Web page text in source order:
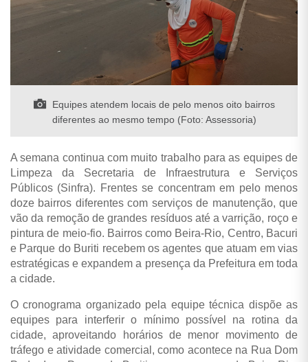
Equipes atendem locais de pelo menos oito bairros
diferentes ao mesmo tempo (Foto: Assessoria)
A semana continua com muito trabalho para as equipes de
Limpeza da Secretaria de Infraestrutura e Serviços
Públicos (Sinfra). Frentes se concentram em pelo menos
doze bairros diferentes com serviços de manutenção, que
vão da remoção de grandes resíduos até a varrição, roço e
pintura de meio-fio. Bairros como Beira-Rio, Centro, Bacuri
e Parque do Buriti recebem os agentes que atuam em vias
estratégicas e expandem a presença da Prefeitura em toda
a cidade.
O cronograma organizado pela equipe técnica dispõe as
equipes para interferir o mínimo possível na rotina da
cidade, aproveitando horários de menor movimento de
tráfego e atividade comercial, como acontece na Rua Dom